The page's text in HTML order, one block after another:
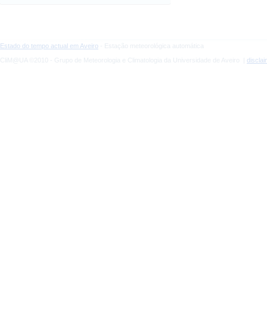
Estado do tempo actual em Aveiro - Estação meteorológica automática
CliM@UA ©2010 - Grupo de Meteorologia e Climatologia da Universidade de Aveiro |